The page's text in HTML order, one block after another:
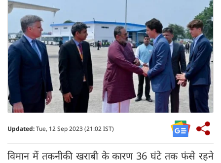
Updated:Tue, 12 Sep 2023 (21:02 IST)
विमान में तकनीकी खराबी के कारण 36 घंटे तक फंसे रहने